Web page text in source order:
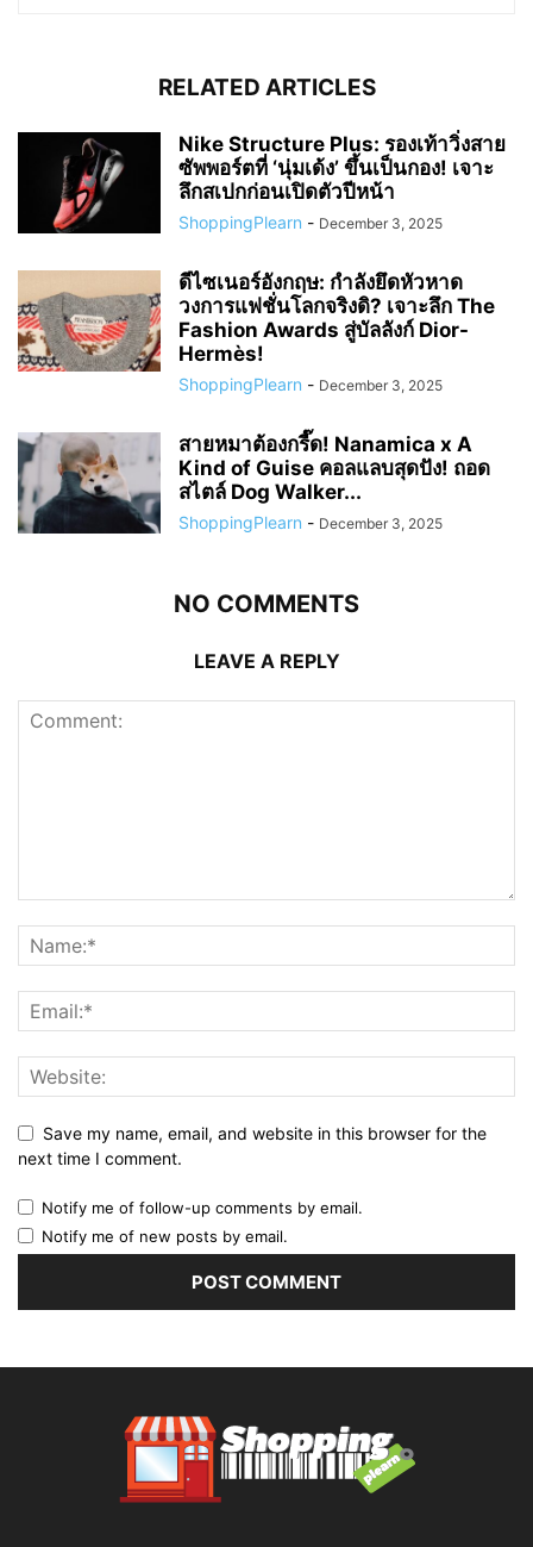
RELATED ARTICLES
Nike Structure Plus: รองเท้าวิ่งสาย
ซัพพอร์ตที่ ‘นุ่มเด้ง’ ขึ้นเป็นกอง! เจาะ
ลึกสเปกก่อนเปิดตัวปีหน้า
ShoppingPlearn - December 3, 2025
ดีไซเนอร์อังกฤษ: กำลังยึดหัวหาด
วงการแฟชั่นโลกจริงดิ? เจาะลึก The
Fashion Awards สู่บัลลังก์ Dior-
Hermès!
ShoppingPlearn - December 3, 2025
สายหมาต้องกรี๊ด! Nanamica x A
Kind of Guise คอลแลบสุดปัง! ถอด
สไตล์ Dog Walker...
ShoppingPlearn - December 3, 2025
NO COMMENTS
LEAVE A REPLY
Save my name, email, and website in this browser for the
next time I comment.
Notify me of follow-up comments by email.
Notify me of new posts by email.